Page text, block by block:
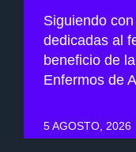
Siguiendo
dedicadas al
beneficio de
Enfermos de
5 AGOSTO, 2026